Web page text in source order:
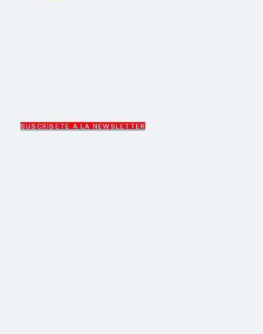
SUSCRÍBETE A LA NEWSLETTER